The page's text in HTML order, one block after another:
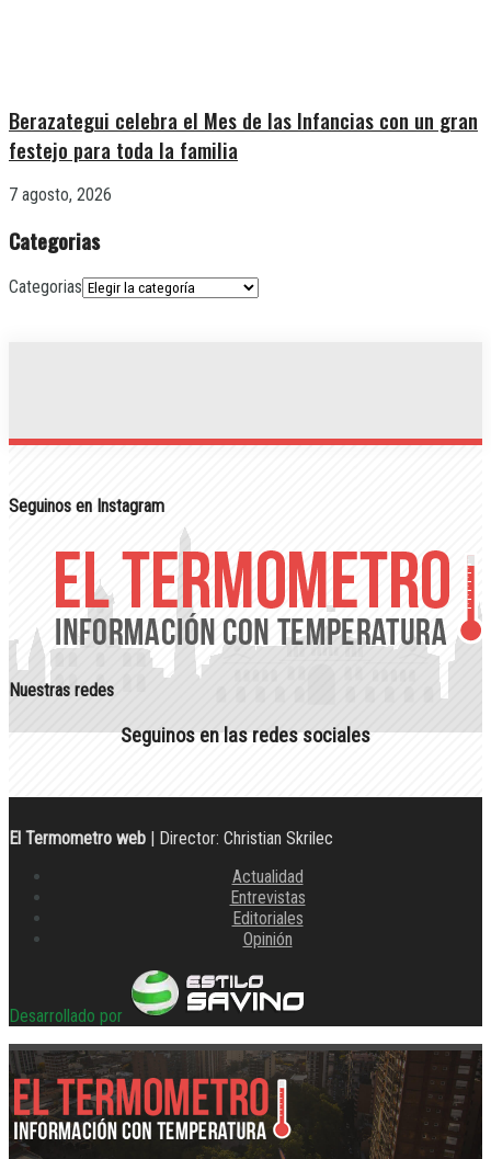
Berazategui celebra el Mes de las Infancias con un gran
festejo para toda la familia
7 agosto, 2026
Categorias
Categorias
Seguinos en Instagram
Nuestras redes
Seguinos en las redes sociales
El Termometro web | Director: Christian Skrilec
Actualidad
Entrevistas
Editoriales
Opinión
Desarrollado por